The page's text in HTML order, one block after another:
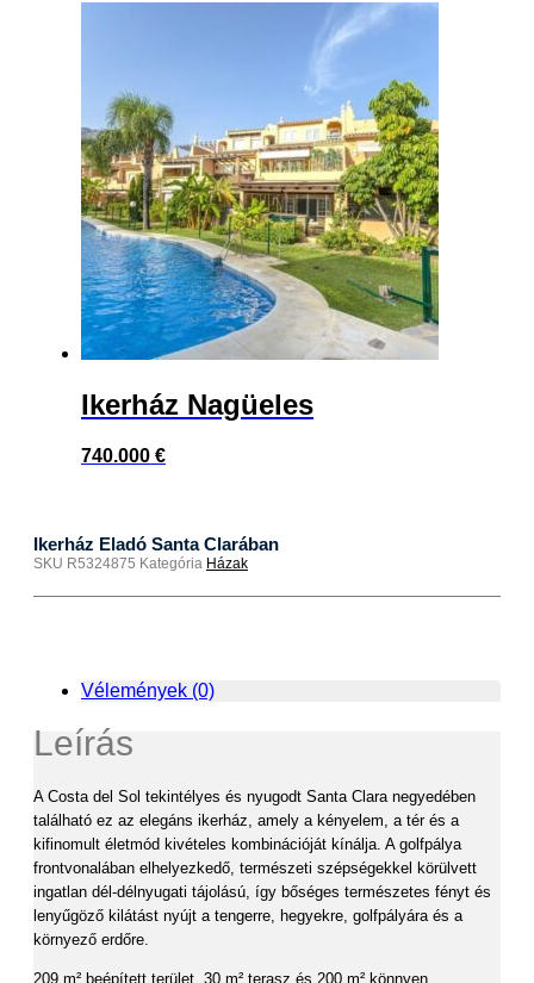
Ikerház Nagüeles
740.000 €
Ikerház Eladó Santa Clarában
SKU R5324875 Kategória Házak
Vélemények (0)
Leírás
A Costa del Sol tekintélyes és nyugodt Santa Clara negyedében
található ez az elegáns ikerház, amely a kényelem, a tér és a
kifinomult életmód kivételes kombinációját kínálja. A golfpálya
frontvonalában elhelyezkedő, természeti szépségekkel körülvett
ingatlan dél-délnyugati tájolású, így bőséges természetes fényt és
lenyűgöző kilátást nyújt a tengerre, hegyekre, golfpályára és a
környező erdőre.
209 m² beépített terület, 30 m² terasz és 200 m² könnyen